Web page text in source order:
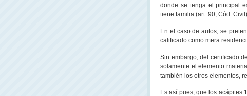
donde se tenga el principal
tiene familia (art. 90, Cód.
En el caso de autos, se
calificado como mera
Sin embargo, del certificado
solamente el elemento
también los otros elementos,
Es así pues, que los acápites